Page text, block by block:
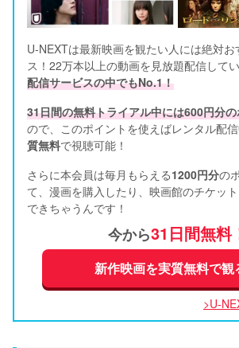
U-NEXTは最新映画を観たい人には絶対
ス！22万本以上の動画を見放題配信して
配信サービスの中でもNo.1！
31日間の無料トライアル中には600円分
ので、このポイントを使えばレンタル配
質無料で視聴可能！
さらに本会員は毎月もらえる1200円分の
て、漫画を購入したり、映画館のチケッ
できちゃうんです！
今から31日間無料
新作映画を実質無料で観
>U-